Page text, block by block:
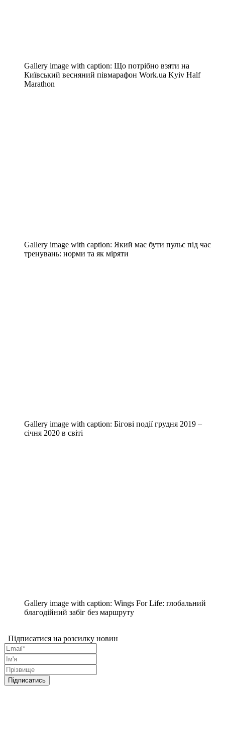
Gallery image with caption: Що потрібно взяти на
Київський весняний півмарафон Work.ua Kyiv Half
Marathon
Gallery image with caption: Який має бути пульс під час
тренувань: норми та як міряти
Gallery image with caption: Бігові події грудня 2019 –
січня 2020 в світі
Gallery image with caption: Wings For Life: глобальний
благодійний забіг без маршруту
Підписатися на розсилку новин